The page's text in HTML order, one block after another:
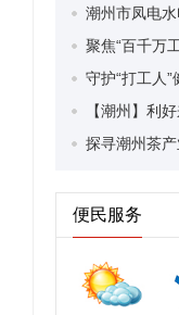
便民服务